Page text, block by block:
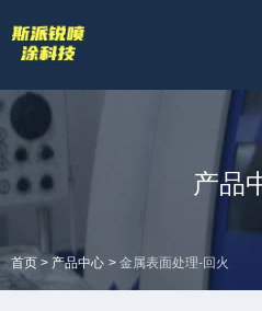
拥有专业的喷涂加工
全国服
产品
首页 > 产品中心 > 金属表面处理-回火